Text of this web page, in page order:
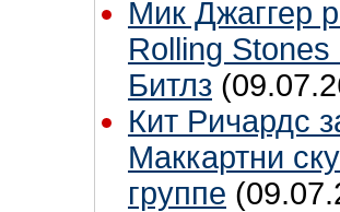
Мик Джаггер
Rolling Stones
Битлз
Кит Ричардс
Маккартни
группе